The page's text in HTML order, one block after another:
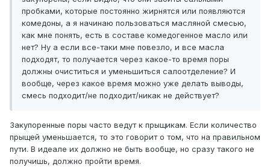
пробками, которые постоянно жирнятся или появляются
комедоны, а я начинаю пользоваться масляной смесью,
как мне понять, есть в составе комедогенное масло или
нет? Ну а если все-таки мне повезло, и все масла
подходят, то получается через какое-то время поры
должны очиститься и уменьшиться салоотделение? И
вообще, через какое время можно уже делать выводы,
смесь подходит/не подходит/никак не действует?
Закупоренные поры часто ведут к прыщикам. Если количество
прыщей уменьшается, то это говорит о том, что на правильном
пути. В идеале их должно не быть вообще, но сразу такого не
получишь, должно пройти время.